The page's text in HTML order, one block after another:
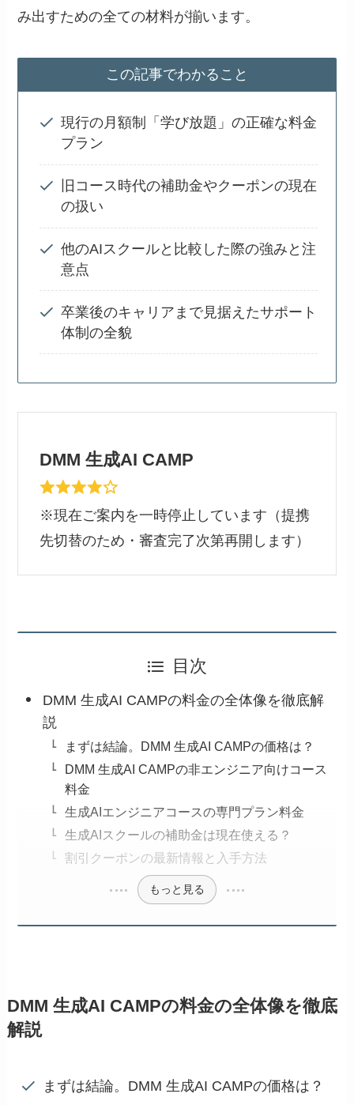
み出すための全ての材料が揃います。
この記事でわかること
現行の月額制「学び放題」の正確な料金
プラン
旧コース時代の補助金やクーポンの現在
の扱い
他のAIスクールと比較した際の強みと注
意点
卒業後のキャリアまで見据えたサポート
体制の全貌
DMM 生成AI CAMP
※現在ご案内を一時停止しています（提携
先切替のため・審査完了次第再開します）
目次
DMM 生成AI CAMPの料金の全体像を徹底解
説
まずは結論。DMM 生成AI CAMPの価格は？
DMM 生成AI CAMPの非エンジニア向けコース
料金
生成AIエンジニアコースの専門プラン料金
生成AIスクールの補助金は現在使える？
割引クーポンの最新情報と入手方法
もっと見る
DMM 生成AI CAMPの料金の全体像を徹底
解説
まずは結論。DMM 生成AI CAMPの価格は？